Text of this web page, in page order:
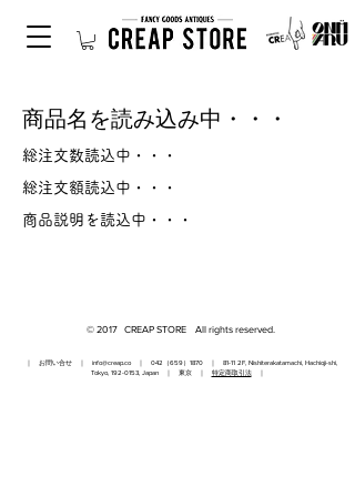
商品名を読み込み中・・・
総注文数読込中・・・
総注文額読込中・・・
商品説明を読込中・・・
© 2017 CREAP STORE All rights reserved.
｜ お問い合せ ｜ info@creap.co｜ 042（659）1870 ｜ 81-11 2F, Nishiterakatamachi, Hachioji-shi,
Tokyo, 192-0153, Japan ｜ 東京 ｜ 特定商取引法｜